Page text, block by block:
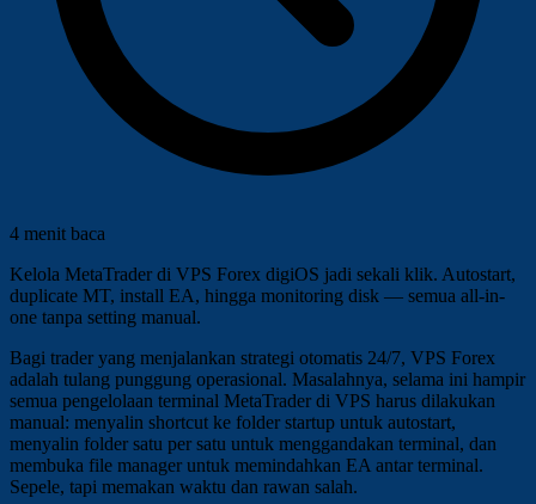
4 menit baca
Kelola MetaTrader di VPS Forex digiOS jadi sekali klik. Autostart,
duplicate MT, install EA, hingga monitoring disk — semua all-in-
one tanpa setting manual.
Bagi trader yang menjalankan strategi otomatis 24/7, VPS Forex
adalah tulang punggung operasional. Masalahnya, selama ini hampir
semua pengelolaan terminal MetaTrader di VPS harus dilakukan
manual: menyalin shortcut ke folder startup untuk autostart,
menyalin folder satu per satu untuk menggandakan terminal, dan
membuka file manager untuk memindahkan EA antar terminal.
Sepele, tapi memakan waktu dan rawan salah.